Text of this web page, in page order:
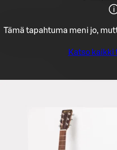
Tämä tapahtuma meni jo,
Katso